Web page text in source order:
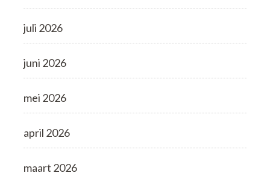
juli 2026
juni 2026
mei 2026
april 2026
maart 2026